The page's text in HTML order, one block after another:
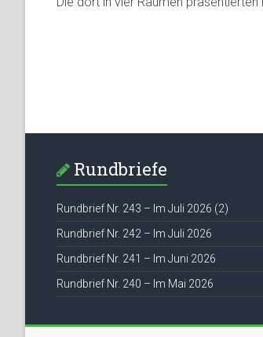
Rundbriefe
Rundbrief Nr. 243 – Im Juli 2026 (2)
Rundbrief Nr. 242 – Im Juli 2026
Rundbrief Nr. 241 – Im Juni 2026
Rundbrief Nr. 240 – Im Mai 2026